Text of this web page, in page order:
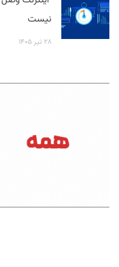
نیست
۲۸ تیر ۱۴۰۵